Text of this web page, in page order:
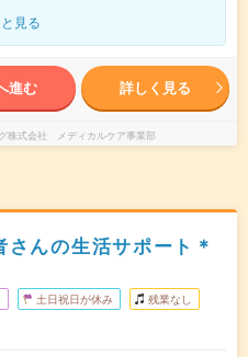
見る
進む 詳しく見る
株式会社 メディカルケア事業部
んの生活サポート＊
土日祝日が休み 残業なし